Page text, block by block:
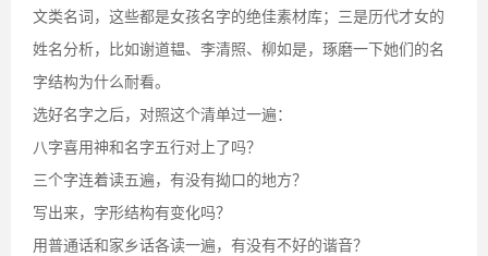
文类名词，这些都是女孩名字的绝佳素材库；三是历代才女的
姓名分析，比如谢道韫、李清照、柳如是，琢磨一下她们的名
字结构为什么耐看。
选好名字之后，对照这个清单过一遍：
八字喜用神和名字五行对上了吗？
三个字连着读五遍，有没有拗口的地方？
写出来，字形结构有变化吗？
用普通话和家乡话各读一遍，有没有不好的谐音？